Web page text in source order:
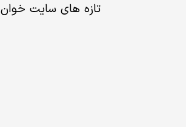
تازه های سایت خوان